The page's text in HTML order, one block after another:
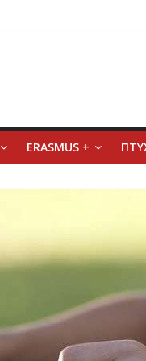
ERASMUS +